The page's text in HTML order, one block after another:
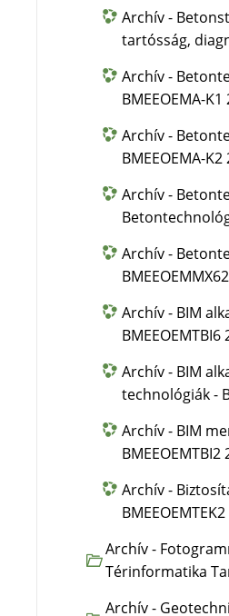
Archív -
tartósság,
Archív -
BMEEOEMA-K1
Archív -
BMEEOEMA-K2
Archív -
Archív -
Archív - BIM
BMEEOEMTBI6
Archív - BIM
technológiák -
Archív - BIM
BMEEOEMTBI2
Archív -
Archív -
Térinformatika
Archív -